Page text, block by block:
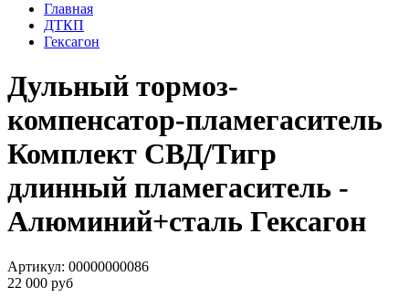
Главная
ДТКП
Гексагон
Дульный тормоз-
компенсатор-пламегаситель
Комплект СВД/Тигр
длинный пламегаситель -
Алюминий+сталь Гексагон
Артикул: 00000000086
22 000 руб